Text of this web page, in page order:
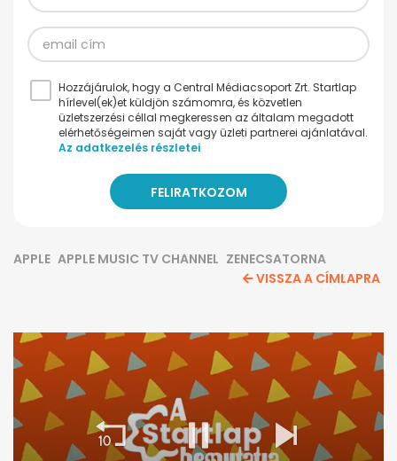
Hozzájárulok, hogy a Central Médiacsoport Zrt. Startlap
hírlevel(ek)et küldjön számomra, és közvetlen
üzletszerzési céllal megkeressen az általam megadott
elérhetőségeimen saját vagy üzleti partnerei ajánlatával.
Az adatkezelés részletei
APPLE APPLE MUSIC TV CHANNEL ZENECSATORNA
VISSZA A CÍMLAPRA